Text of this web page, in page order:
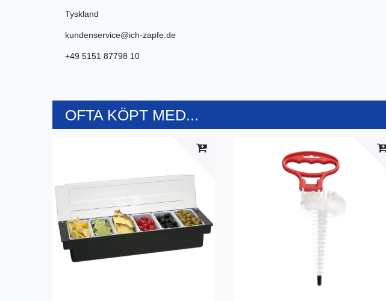
Tyskland
kundenservice@ich-zapfe.de
+49 5151 87798 10
OFTA KÖPT MED...